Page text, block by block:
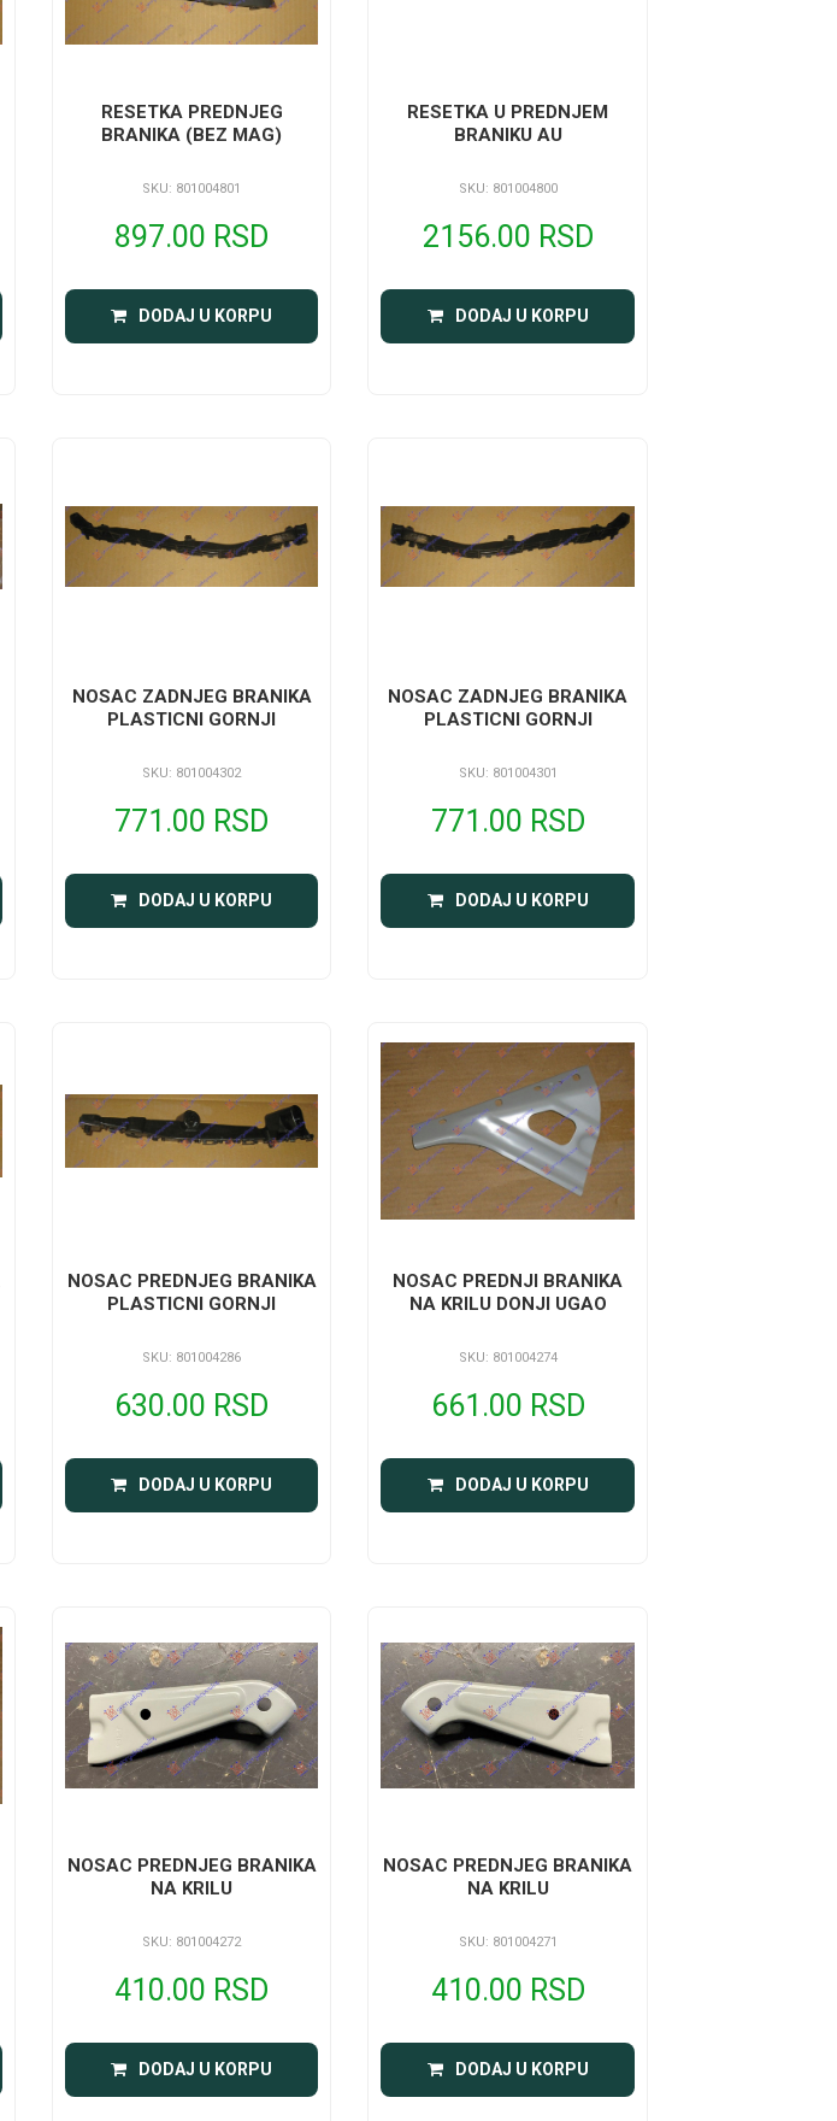
RESETKA PREDNJEG
BRANIKA (BEZ MAG)
SKU: 801004801
897.00 RSD
DODAJ U KORPU
RESETKA U PREDNJEM
BRANIKU AU
SKU: 801004800
2156.00 RSD
DODAJ U KORPU
NOSAC ZADNJEG BRANIKA
PLASTICNI GORNJI
SKU: 801004302
771.00 RSD
DODAJ U KORPU
NOSAC ZADNJEG BRANIKA
PLASTICNI GORNJI
SKU: 801004301
771.00 RSD
DODAJ U KORPU
NOSAC PREDNJEG BRANIKA
PLASTICNI GORNJI
SKU: 801004286
630.00 RSD
DODAJ U KORPU
NOSAC PREDNJI BRANIKA
NA KRILU DONJI UGAO
SKU: 801004274
661.00 RSD
DODAJ U KORPU
NOSAC PREDNJEG BRANIKA
NA KRILU
SKU: 801004272
410.00 RSD
DODAJ U KORPU
NOSAC PREDNJEG BRANIKA
NA KRILU
SKU: 801004271
410.00 RSD
DODAJ U KORPU